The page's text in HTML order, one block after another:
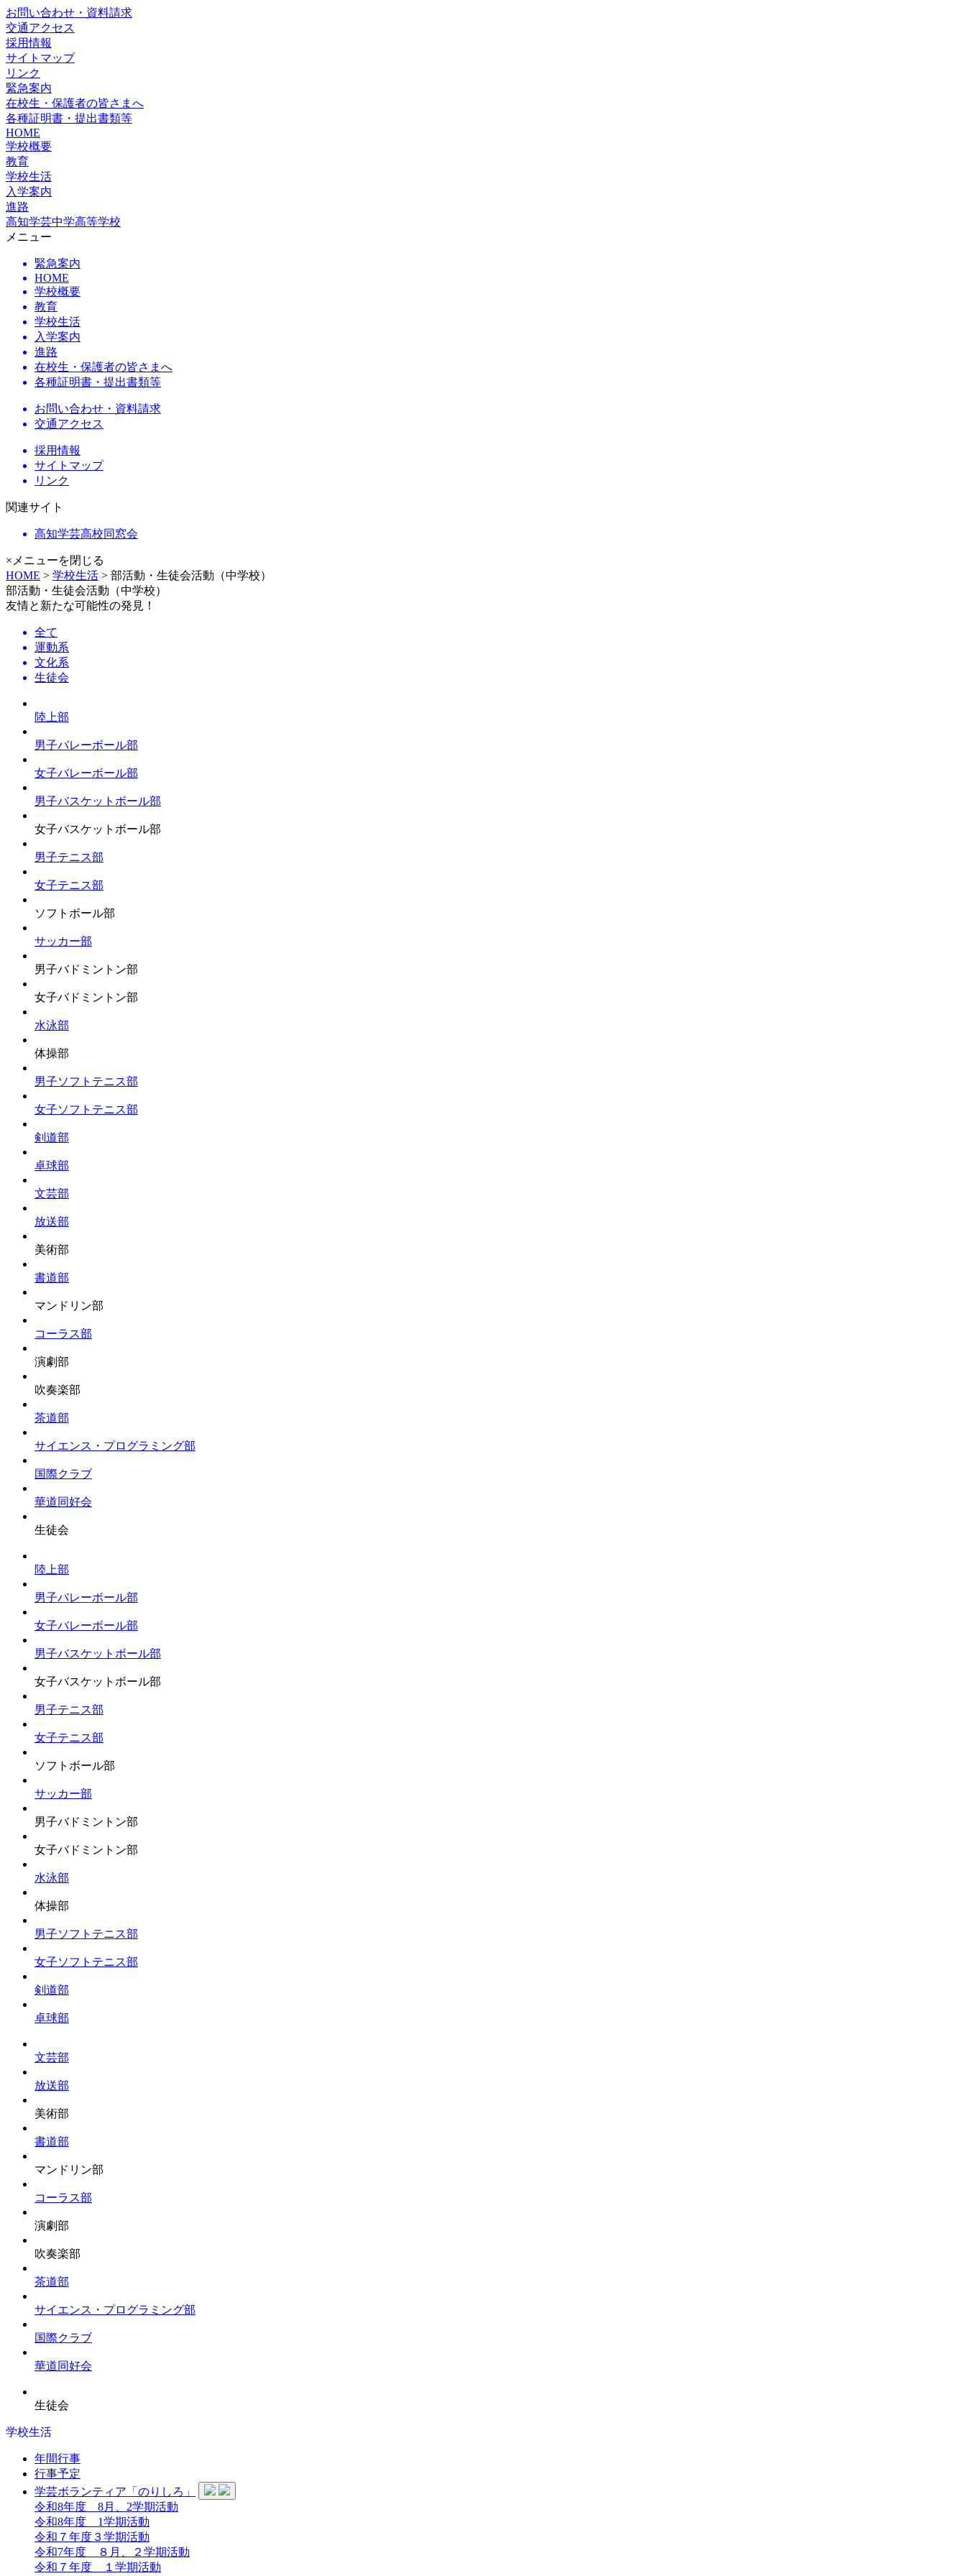
お問い合わせ・資料請求
交通アクセス
採用情報
サイトマップ
リンク
緊急案内
在校生・保護者の皆さまへ
各種証明書・提出書類等
HOME
学校概要
教育
学校生活
入学案内
進路
高知学芸中学高等学校
メニュー
緊急案内
HOME
学校概要
教育
学校生活
入学案内
進路
在校生・保護者の皆さまへ
各種証明書・提出書類等
お問い合わせ・資料請求
交通アクセス
採用情報
サイトマップ
リンク
関連サイト
高知学芸高校同窓会
×メニューを閉じる
HOME > 学校生活 > 部活動・生徒会活動（中学校）
部活動・生徒会活動（中学校）
友情と新たな可能性の発見！
全て
運動系
文化系
生徒会
陸上部
男子バレーボール部
女子バレーボール部
男子バスケットボール部
女子バスケットボール部
男子テニス部
女子テニス部
ソフトボール部
サッカー部
男子バドミントン部
女子バドミントン部
水泳部
体操部
男子ソフトテニス部
女子ソフトテニス部
剣道部
卓球部
文芸部
放送部
美術部
書道部
マンドリン部
コーラス部
演劇部
吹奏楽部
茶道部
サイエンス・プログラミング部
国際クラブ
華道同好会
生徒会
陸上部
男子バレーボール部
女子バレーボール部
男子バスケットボール部
女子バスケットボール部
男子テニス部
女子テニス部
ソフトボール部
サッカー部
男子バドミントン部
女子バドミントン部
水泳部
体操部
男子ソフトテニス部
女子ソフトテニス部
剣道部
卓球部
文芸部
放送部
美術部
書道部
マンドリン部
コーラス部
演劇部
吹奏楽部
茶道部
サイエンス・プログラミング部
国際クラブ
華道同好会
生徒会
学校生活
年間行事
行事予定
学芸ボランティア「のりしろ」
令和8年度 8月、2学期活動
令和8年度 1学期活動
令和７年度３学期活動
令和7年度 ８月、２学期活動
令和７年度 １学期活動